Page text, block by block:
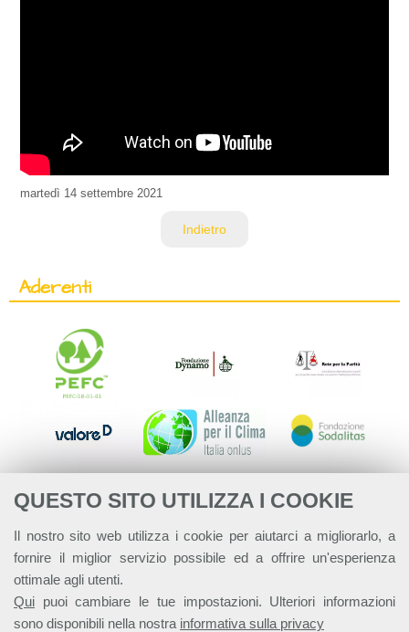
QUESTO SITO UTILIZZA I COOKIE
Il nostro sito web utilizza i cookie per aiutarci a migliorarlo, a
fornire il miglior servizio possibile ed a offrire un'esperienza
ottimale agli utenti.
Qui puoi cambiare le tue impostazioni. Ulteriori informazioni
sono disponibili nella nostra informativa sulla privacy
martedì 14 settembre 2021
Indietro
Aderenti